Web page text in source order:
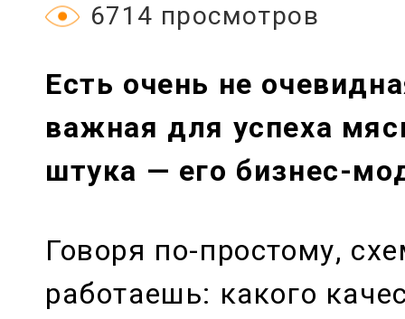
6714 просмотров
Есть очень не
важная для успеха
штука — его бизнес-
Говоря по-простому,
работаешь: какого